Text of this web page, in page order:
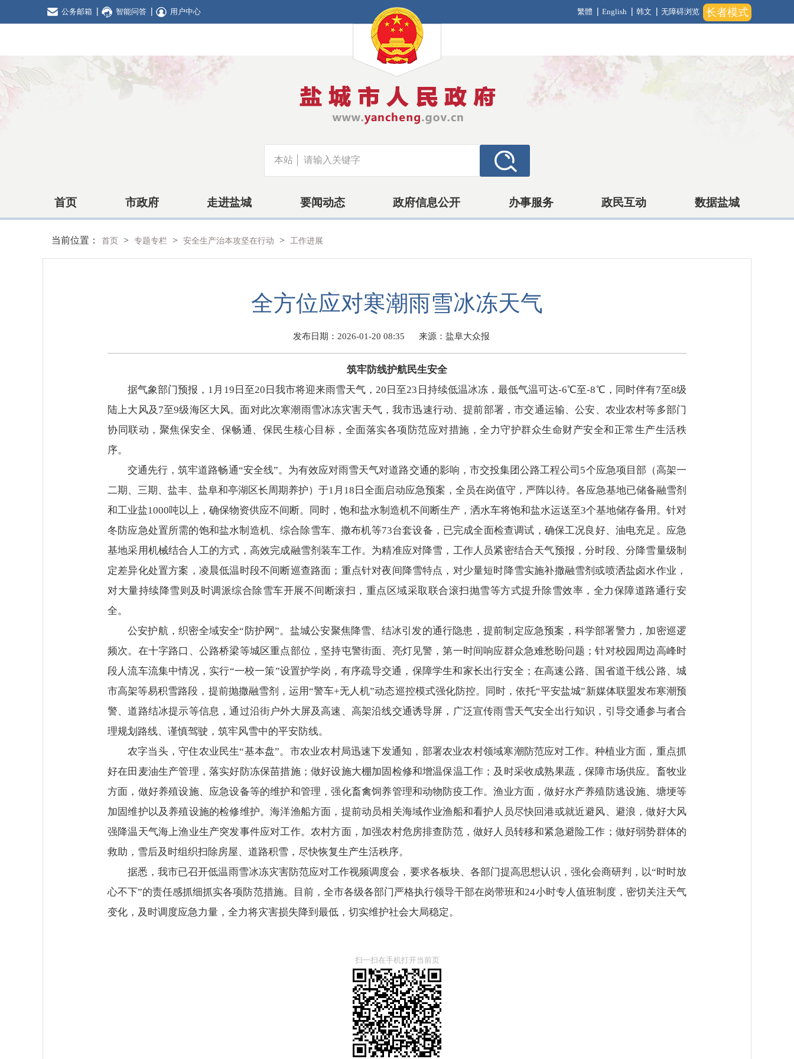
长者模式
公务邮箱 智能问答 用户中心 繁體 English 韩文 无障碍浏览
本站
首页 市政府 走进盐城 要闻动态 政府信息公开 办事服务 政民互动 数据盐城
当前位置： 首页 > 专题专栏 > 安全生产治本攻坚在行动 > 工作进展
全方位应对寒潮雨雪冰冻天气
发布日期：2026-01-20 08:35 来源：盐阜大众报
筑牢防线护航民生安全
据气象部门预报，1月19日至20日我市将迎来雨雪天气，20日至23日持续低温冰冻，最低气温可达-6℃至-8℃，同时伴有7至8级
陆上大风及7至9级海区大风。面对此次寒潮雨雪冰冻灾害天气，我市迅速行动、提前部署，市交通运输、公安、农业农村等多部门
协同联动，聚焦保安全、保畅通、保民生核心目标，全面落实各项防范应对措施，全力守护群众生命财产安全和正常生产生活秩
序。
交通先行，筑牢道路畅通“安全线”。为有效应对雨雪天气对道路交通的影响，市交投集团公路工程公司5个应急项目部（高架一
二期、三期、盐丰、盐阜和亭湖区长周期养护）于1月18日全面启动应急预案，全员在岗值守，严阵以待。各应急基地已储备融雪剂
和工业盐1000吨以上，确保物资供应不间断。同时，饱和盐水制造机不间断生产，洒水车将饱和盐水运送至3个基地储存备用。针对
冬防应急处置所需的饱和盐水制造机、综合除雪车、撒布机等73台套设备，已完成全面检查调试，确保工况良好、油电充足。应急
基地采用机械结合人工的方式，高效完成融雪剂装车工作。为精准应对降雪，工作人员紧密结合天气预报，分时段、分降雪量级制
定差异化处置方案，凌晨低温时段不间断巡查路面；重点针对夜间降雪特点，对少量短时降雪实施补撒融雪剂或喷洒盐卤水作业，
对大量持续降雪则及时调派综合除雪车开展不间断滚扫，重点区域采取联合滚扫抛雪等方式提升除雪效率，全力保障道路通行安
全。
公安护航，织密全域安全“防护网”。盐城公安聚焦降雪、结冰引发的通行隐患，提前制定应急预案，科学部署警力，加密巡逻
频次。在十字路口、公路桥梁等城区重点部位，坚持屯警街面、亮灯见警，第一时间响应群众急难愁盼问题；针对校园周边高峰时
段人流车流集中情况，实行“一校一策”设置护学岗，有序疏导交通，保障学生和家长出行安全；在高速公路、国省道干线公路、城
市高架等易积雪路段，提前抛撒融雪剂，运用“警车+无人机”动态巡控模式强化防控。同时，依托“平安盐城”新媒体联盟发布寒潮预
警、道路结冰提示等信息，通过沿街户外大屏及高速、高架沿线交通诱导屏，广泛宣传雨雪天气安全出行知识，引导交通参与者合
理规划路线、谨慎驾驶，筑牢风雪中的平安防线。
农字当头，守住农业民生“基本盘”。市农业农村局迅速下发通知，部署农业农村领域寒潮防范应对工作。种植业方面，重点抓
好在田麦油生产管理，落实好防冻保苗措施；做好设施大棚加固检修和增温保温工作；及时采收成熟果蔬，保障市场供应。畜牧业
方面，做好养殖设施、应急设备等的维护和管理，强化畜禽饲养管理和动物防疫工作。渔业方面，做好水产养殖防逃设施、塘埂等
加固维护以及养殖设施的检修维护。海洋渔船方面，提前动员相关海域作业渔船和看护人员尽快回港或就近避风、避浪，做好大风
强降温天气海上渔业生产突发事件应对工作。农村方面，加强农村危房排查防范，做好人员转移和紧急避险工作；做好弱势群体的
救助，雪后及时组织扫除房屋、道路积雪，尽快恢复生产生活秩序。
据悉，我市已召开低温雨雪冰冻灾害防范应对工作视频调度会，要求各板块、各部门提高思想认识，强化会商研判，以“时时放
心不下”的责任感抓细抓实各项防范措施。目前，全市各级各部门严格执行领导干部在岗带班和24小时专人值班制度，密切关注天气
变化，及时调度应急力量，全力将灾害损失降到最低，切实维护社会大局稳定。
扫一扫在手机打开当前页